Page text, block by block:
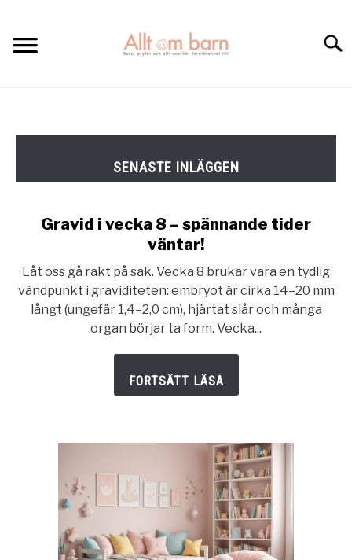
content
GRAVIDITETSKALENDER
OM MIGGravid i vecka 8 – spännande tider
väntar!
Låt oss gå rakt på sak. Vecka 8 brukar vara en tydlig
vändpunkt i graviditeten: embryot är cirka 14–20 mm
långt (ungefär 1,4–2,0 cm), hjärtat slår och många
organ börjar ta form. Vecka...